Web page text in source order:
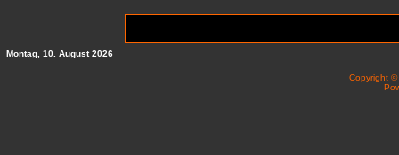
Montag, 10. August 2026
Copyright